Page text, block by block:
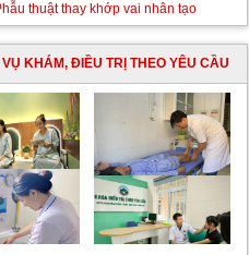
Phẫu thuật thay
khớp vai nhân tạo
sơ sinh do bất đồng
nhóm máu
VỤ KHÁM, ĐIỀU TRỊ THEO YÊU CẦU
chăm sóc
sau sinh
Khám bệnh nhân mắc
các bệnh lý về xương,
khớp